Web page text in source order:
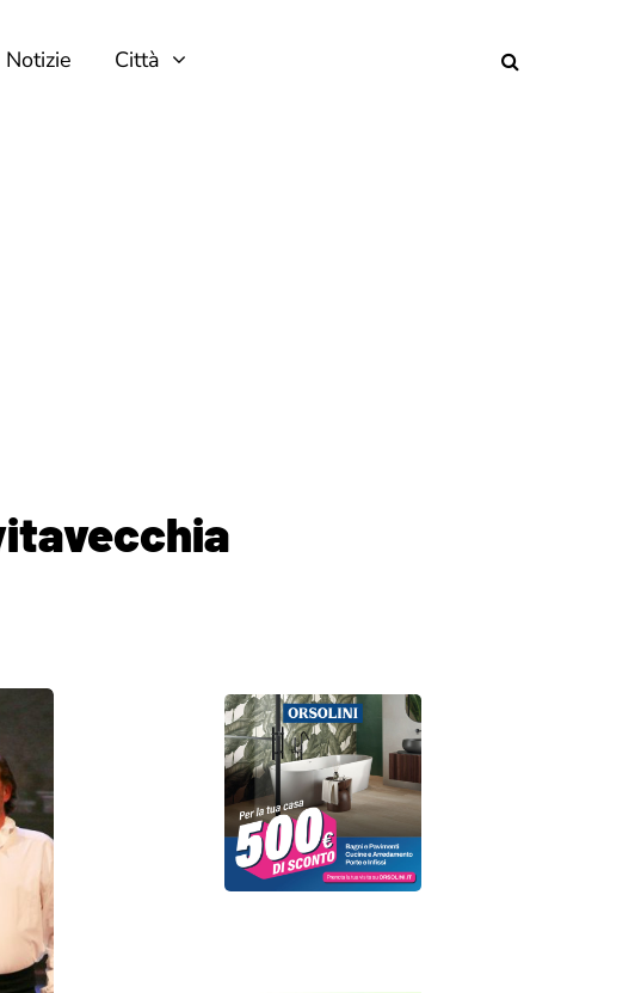
Notizie Città